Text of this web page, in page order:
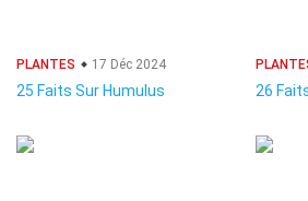
PLANTES 17 Déc 2024
25 Faits Sur Humulus 26